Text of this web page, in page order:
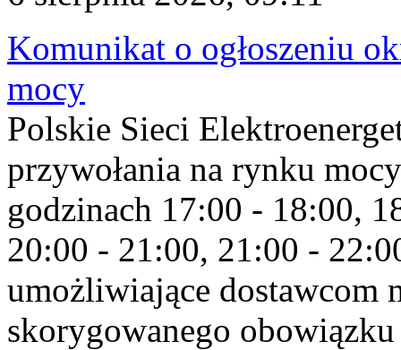
Komunikat o ogłoszeniu
mocy
Polskie Sieci
przywołania na rynku
godzinach 17:00 - 18:00,
20:00 - 21:00, 21:00 -
umożliwiające dostawcom
skorygowanego